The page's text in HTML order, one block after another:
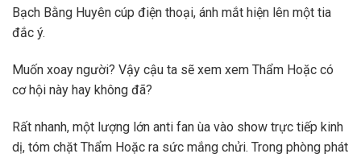
Bạch Bằng Huyên cúp điện thoại, ánh mắt hiện lên một tia
đắc ý.
Muốn xoay người? Vậy cậu ta sẽ xem xem Thẩm Hoặc có
cơ hội này hay không đã?
Rất nhanh, một lượng lớn anti fan ùa vào show trực tiếp kinh
dị, tóm chặt Thẩm Hoặc ra sức mắng chửi. Trong phòng phát